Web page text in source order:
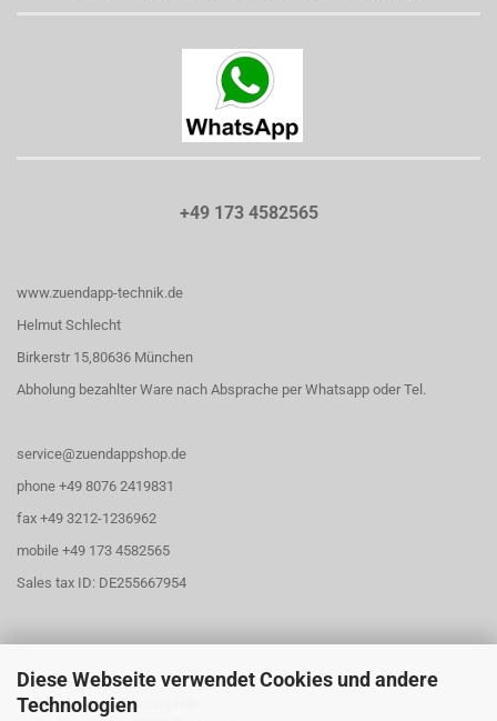
Diese Webseite verwendet Cookies und andere
Technologien
+49 173 4582565
www.zuendapp-technik.de
Helmut Schlecht
Birkerstr 15,80636 München
Abholung bezahlter Ware nach Absprache per Whatsapp oder Tel.
service@zuendappshop.de
phone +49 8076 2419831
fax +49 3212-1236962
mobile +49 173 4582565
Sales tax ID: DE255667954
Öffnungszeiten
Abholung für Zündappteile